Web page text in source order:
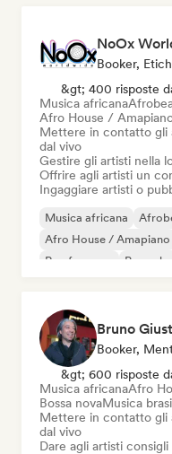
NoOx
Booker,
&gt; 400 risposte
Musica africana
Afro House /
Mettere in contatto gli
dal vivo
Gestire gli artisti nella
Offrire agli artisti un
Ingaggiare artisti o
Musica africana
Afro House / Amapiano
Rap francese
Pop
Bruno
Booker,
&gt; 600 risposte
Musica africanaAfro
Bossa novaMusica
Mettere in contatto gli
dal vivo
Dare agli artisti